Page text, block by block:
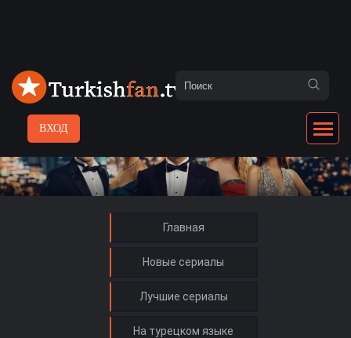
ВХОД
Главная
Новые сериалы
Лучшие сериалы
На турецком языке